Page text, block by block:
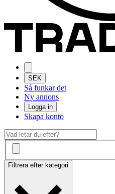
SEK
Så funkar det
Ny annons
Logga in
Skapa konto
Filtrera efter kategori